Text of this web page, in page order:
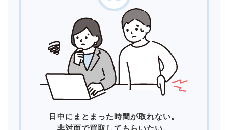
日中にまとまった時間が取れない。